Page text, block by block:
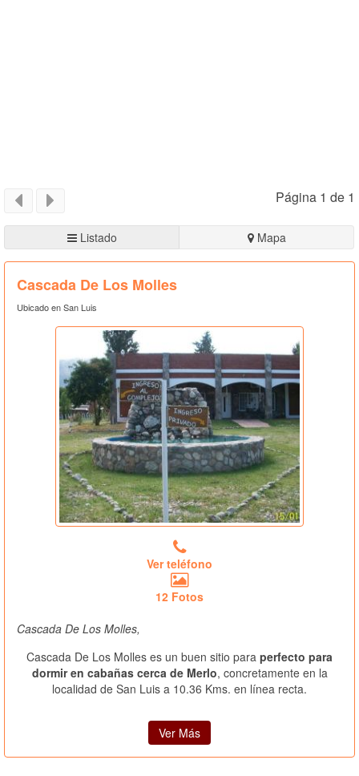
Página 1 de 1
Listado Mapa
Cascada De Los Molles
Ubicado en San Luis
Ver teléfono
12 Fotos
Cascada De Los Molles,
Cascada De Los Molles es un buen sitio para perfecto para
dormir en cabañas cerca de Merlo, concretamente en la
localidad de San Luis a 10.36 Kms. en línea recta.
Ver Más